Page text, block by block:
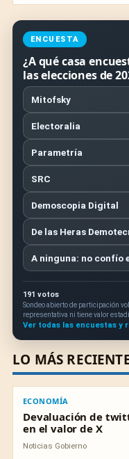
ENCUESTA
¿A qué casa
las elecciones de
Mitofsky
Electoralia
Parametría
SRC
Demoscopia Digital
De las Heras
A ninguna: no confío
191 votos
Sondeo abierto de participación
representativa ni tiene valor
Ver todas las encuestas y
LO MÁS
ECONOMÍA
Devaluación de
en el valor de X
Noticias Gobierno